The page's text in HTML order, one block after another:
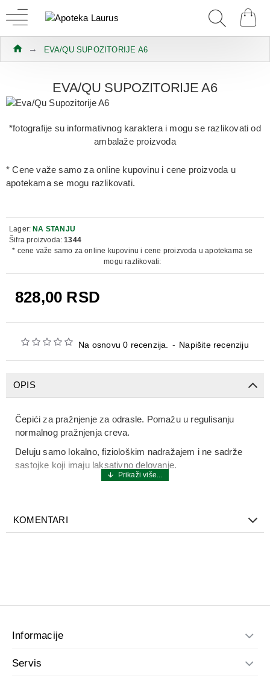
EVA/QU SUPOZITORIJE A6
EVA/QU SUPOZITORIJE A6
*fotografije su informativnog karaktera i mogu se razlikovati od
ambalaže proizvoda
* Cene važe samo za online kupovinu i cene proizvoda u
apotekama se mogu razlikovati.
Na osnovu 0 recenzija. - Napišite recenziju
828,00 RSD
Lager: NA STANJU
Šifra proizvoda: 1344
* cene važe samo za online kupovinu i cene proizvoda u apotekama se
mogu razlikovati:
OPIS
Čepići za pražnjenje za odrasle. Pomažu u regulisanju
normalnog pražnjenja creva.
Deluju samo lokalno, fiziološkim nadražajem i ne sadrže
sastojke koji imaju laksativno delovanje.
KOMENTARI
Informacije
Servis